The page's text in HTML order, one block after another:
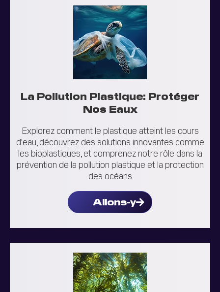
La Pollution Plastique: Protéger
Nos Eaux
Explorez comment le plastique atteint les cours
d'eau, découvrez des solutions innovantes comme
les bioplastiques, et comprenez notre rôle dans la
prévention de la pollution plastique et la protection
des océans
Allons-y